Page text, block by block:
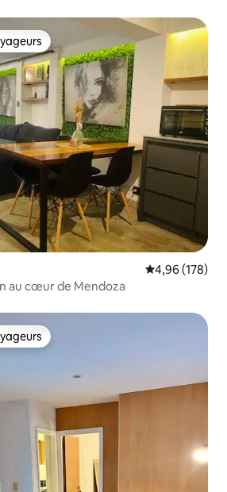
les plus appréciés
Évaluation
4,96 (178)
au cœur de Mendoza
les plus appréciés